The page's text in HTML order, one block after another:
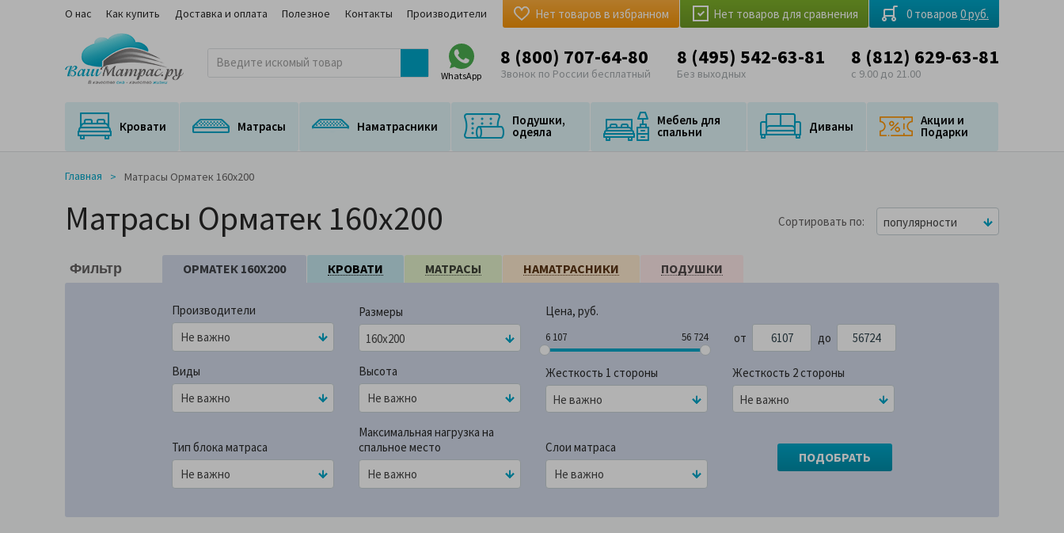
О нас Как купить Доставка и оплата Полезное Контакты Производители Нет товаров для сравнения
Нет товаров в избранном 0 товаров 0 руб.
WhatsApp
8 (800) 707-64-80
Звонок по России бесплатный
8 (495) 542-63-81
Без выходных
8 (812) 629-63-81
с 9.00 до 21.00
Кровати Матрасы Наматрасники Подушки,
одеяла
Мебель для
спальни Диваны Акции и
Подарки
Главная Матрасы Орматек 160x200
Матрасы Орматек 160x200 Сортировать по популярности
Фильтр ОРМАТЕК 160X200 КРОВАТИ МАТРАСЫ НАМАТРАСНИКИ ПОДУШКИ
Производители
Размеры
160x200
Цена, руб.
6 107 56 724
6 107 56 724 от до
Виды Высота
Жесткость 1 стороны
Не важно
Жесткость 2 стороны
Не важно
Тип блока матраса
Максимальная нагрузка на
спальное место
Слои матраса